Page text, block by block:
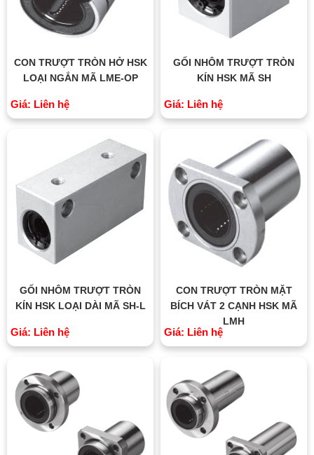
CON TRƯỢT TRÒN HỞ HSK
LOẠI NGẮN MÃ LME-OP
Giá: Liên hệ
GỐI NHÔM TRƯỢT TRÒN
KÍN HSK MÃ SH
Giá: Liên hệ
GỐI NHÔM TRƯỢT TRÒN
KÍN HSK LOẠI DÀI MÃ SH-L
Giá: Liên hệ
CON TRƯỢT TRÒN MẶT
BÍCH VÁT 2 CẠNH HSK MÃ
LMH
Giá: Liên hệ